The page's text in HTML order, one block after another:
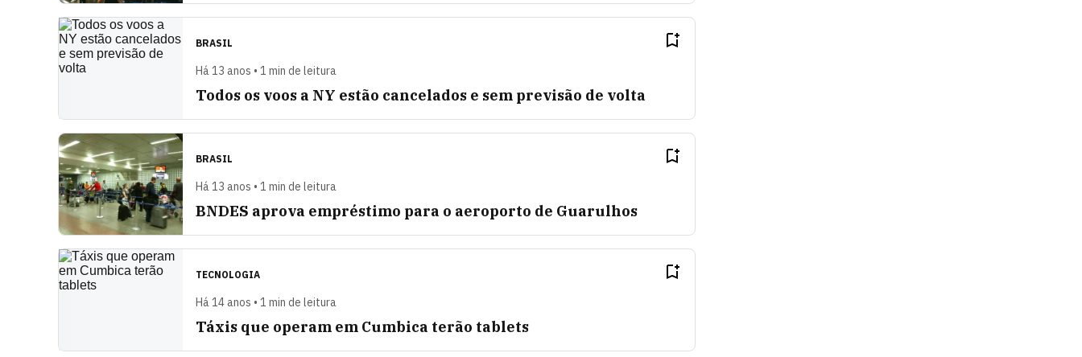
BRASIL
Há 13 anos • 1 min de leitura
Todos os voos a NY estão cancelados e sem previsão de volta
BRASIL
Há 13 anos • 1 min de leitura
BNDES aprova empréstimo para o aeroporto de Guarulhos
TECNOLOGIA
Há 14 anos • 1 min de leitura
Táxis que operam em Cumbica terão tablets